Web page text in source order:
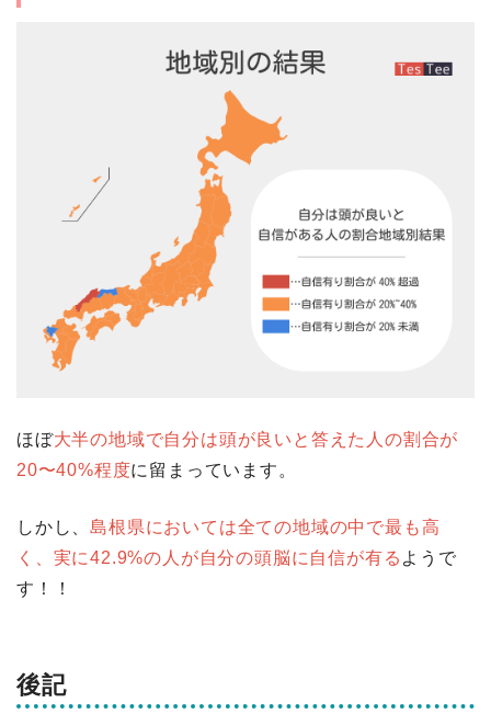
ほぼ大半の地域で自分は頭が良いと答えた人の割合が
20〜40%程度に留まっています。
しかし、島根県においては全ての地域の中で最も高
く、実に42.9%の人が自分の頭脳に自信が有る ようで
す！！
後記